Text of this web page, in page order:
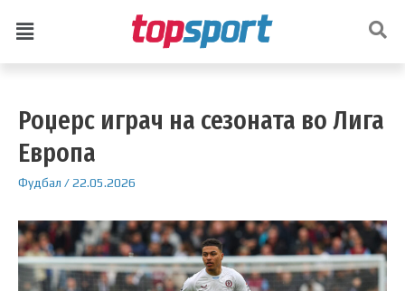
Роџерс играч на сезоната во Лига
Европа
Фудбал /22.05.2026